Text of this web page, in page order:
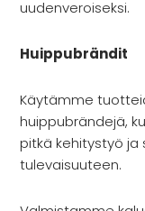
uudenveroiseksi.
Huippubrändit
Käytämme
huippubrändejä,
pitkä kehitystyö ja
tulevaisuuteen.